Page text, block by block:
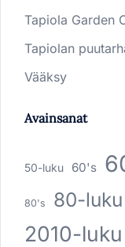
Tapiola Garden
Tapiolan
Vääksy
Avainsanat
50-luku 60's
80's 80-luku
2010-luku